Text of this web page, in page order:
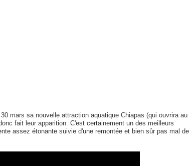
mars sa nouvelle attraction aquatique Chiapas (qui ouvrira au
fait leur apparition. C'est certainement un des meilleurs
assez étonante suivie d'une remontée et bien sûr pas mal de